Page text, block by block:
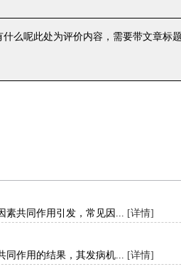
什么呢此处为评价内容，需要带文章标
素共同作用引发，常见因... [详情]
同作用的结果，其发病机... [详情]